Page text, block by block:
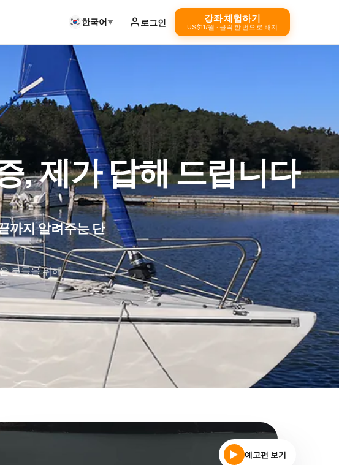
한국어 로그인 강좌 체험하기
US$11/월 · 클릭 한 번으로 해지
, 제가 답해 드립니다
까지 알려주는 단
분들을 위해
예고편 보기